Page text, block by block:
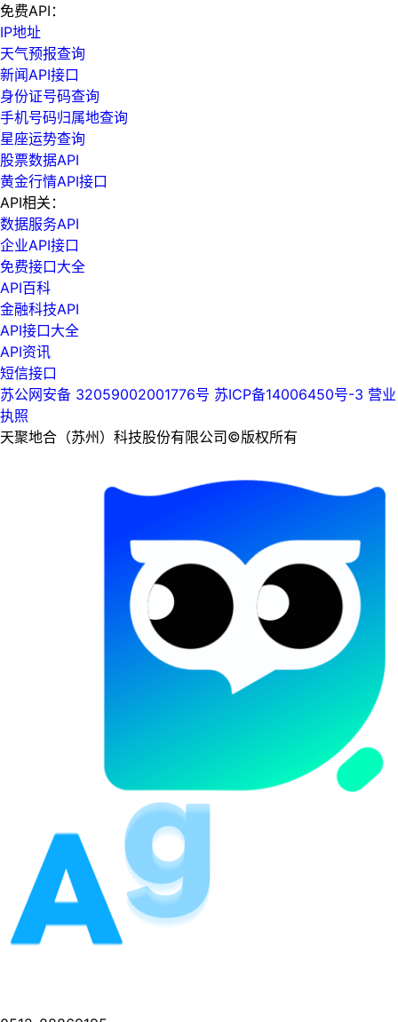
免费API：
IP地址
天气预报查询
新闻API接口
身份证号码查询
手机号码归属地查询
星座运势查询
股票数据API
黄金行情API接口
API相关：
数据服务API
企业API接口
免费接口大全
API百科
金融科技API
API接口大全
API资讯
短信接口
苏公网安备 32059002001776号 苏ICP备14006450号-3 营业
执照
天聚地合（苏州）科技股份有限公司©版权所有